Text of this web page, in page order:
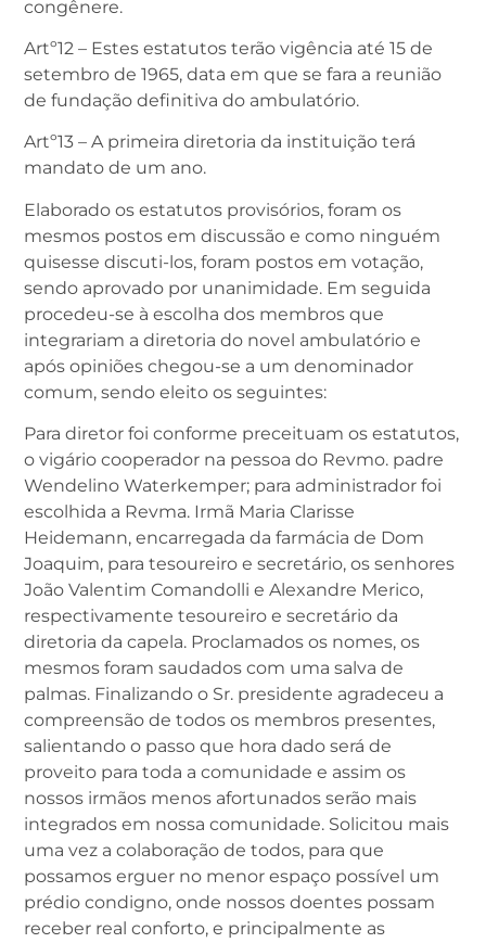
congênere.
Artº12 – Estes estatutos terão vigência até 15 de
setembro de 1965, data em que se fara a reunião
de fundação definitiva do ambulatório.
Artº13 – A primeira diretoria da instituição terá
mandato de um ano.
Elaborado os estatutos provisórios, foram os
mesmos postos em discussão e como ninguém
quisesse discuti-los, foram postos em votação,
sendo aprovado por unanimidade. Em seguida
procedeu-se à escolha dos membros que
integrariam a diretoria do novel ambulatório e
após opiniões chegou-se a um denominador
comum, sendo eleito os seguintes:
Para diretor foi conforme preceituam os estatutos,
o vigário cooperador na pessoa do Revmo. padre
Wendelino Waterkemper; para administrador foi
escolhida a Revma. Irmã Maria Clarisse
Heidemann, encarregada da farmácia de Dom
Joaquim, para tesoureiro e secretário, os senhores
João Valentim Comandolli e Alexandre Merico,
respectivamente tesoureiro e secretário da
diretoria da capela. Proclamados os nomes, os
mesmos foram saudados com uma salva de
palmas. Finalizando o Sr. presidente agradeceu a
compreensão de todos os membros presentes,
salientando o passo que hora dado será de
proveito para toda a comunidade e assim os
nossos irmãos menos afortunados serão mais
integrados em nossa comunidade. Solicitou mais
uma vez a colaboração de todos, para que
possamos erguer no menor espaço possível um
prédio condigno, onde nossos doentes possam
receber real conforto, e principalmente as